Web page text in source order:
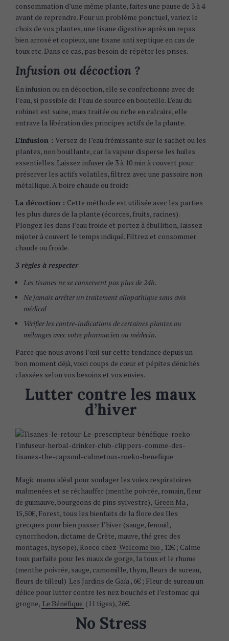
consommation d’une même plante, faites une pause de 3 à 4
avant de reprendre. Pour un problème ponctuel, variez le
choix de vos plantes, une tisane digestive après un repas
bien arrosé et copieux, une tisane anti septique en cas de
toux etc. Dans ce cas, pas besoin de répéter les prises.
Infusion ou décoction ?
En infusion ou en décoction, elle se confectionne avec de
l’eau, si possible de l’eau de source en bouteille. L’eau du
robinet est saine, mais traitée ou riche en calcaire, elle
entrave la libération des principes actifs de la plante.
L’infusion : Versez de l’eau frémissante sur le sachet ou les
plantes, non bouillante, car la vapeur disperse les huiles
essentielles. Laissez infuser de 3 à 10 min à couvert pour
préserver les actifs volatiles, filtrez avec une passoire non
métallique. A boire chaude ou froide
La décoction : Cette méthode est utilisée avec les parties
les plus dures de la plante (écorces, fruits, racines).
Plongez les dans l’eau froide et portez à ébullition, laissez
mijoter à couvert le temps indiqué. Filtrez et consommer
chaude ou froide.
3 règles à respecter
Les tisanes ne se conservent pas plus de 24h.
Ne jamais arrêter un traitement allopathique sans avis
médical
Vérifier les contre-indications de certaines plantes ou
mélanges avec votre pharmacien ou médecin.
Parce que nous avons l’œil sur cette tendance depuis un
bon moment déjà, voici coups de cœur et pépites dénichés
classées selon vos besoins et vos envies.
Lutter contre les maux
d’hiver
Magic mama idéal pour soulager les voies respiratoires
malmenées et se réchauffer (menthe poivrée, romain, fleur
de guimauve, bourgeons de pins sylvestre), Green Ma,
15,50€, Forest, tous les bienfaits de la flore des Iles
grecques pour bien passer l’hiver (sauge, fenouil,
cynorrhodon, dictame de Crète, mauve, thé grec des
montages, hysope), Roeco chez Welcome bio , 12€ ; Calme
toux parfaite pour les maux de gorge, la toux et le rhume
(menthe poivrée, sauge, camomille, thym, fleurs de sureau,
fleurs de tilleul) Les Jardins de Gaïa, 6€ ; Fleur de sureau un
délice pour lutter contre les nez bouchés et l’estomac qui
grogne, Le Bénéfique (11 tiges), 26€.
No Stress